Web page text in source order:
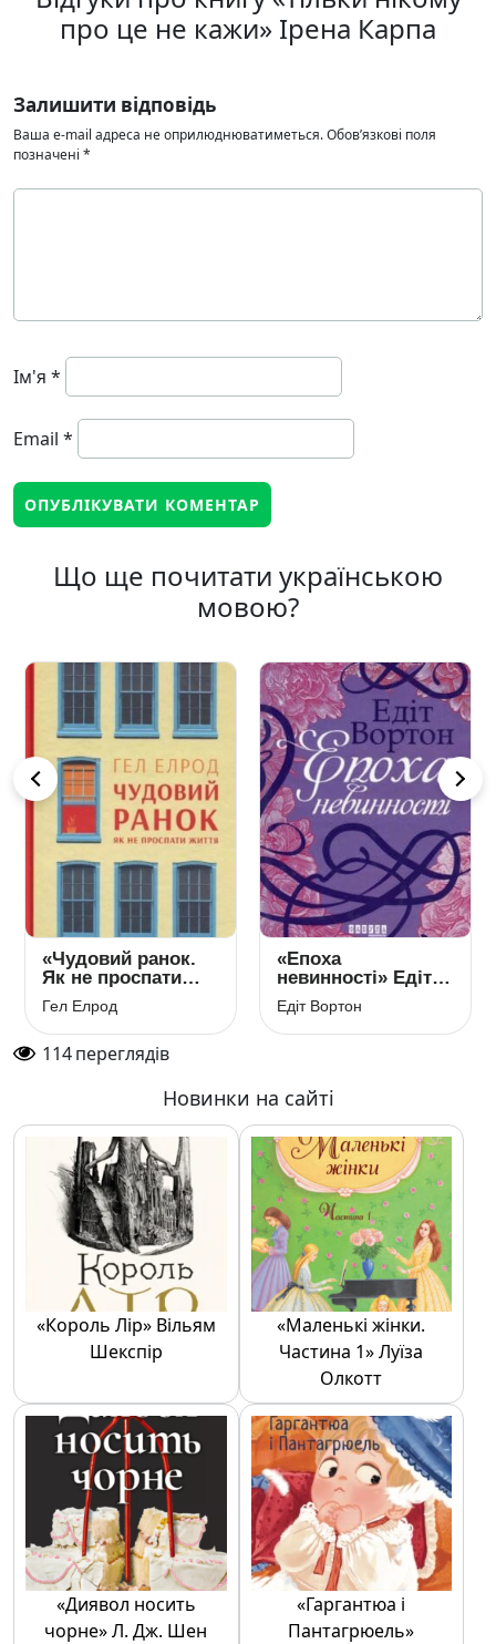
про це не кажи» Ірена Карпа
Залишити відповідь
Ваша e-mail адреса не оприлюднюватиметься.Обов’язкові поля
позначені *
Ім'я *
Email *
Що ще почитати українською
мовою?
«Чудовий ранок.
Як не проспати
життя (Магія
ранку)» Гел Елрод
Гел Елрод
«Епоха
невинності» Едіт
Вортон
Едіт Вортон
114переглядів
Новинки на сайті
«Король Лір» Вільям
Шекспір
«Маленькі жінки.
Частина 1» Луїза
Олкотт
«Диявол носить
чорне» Л. Дж. Шен
«Гаргантюа і
Пантагрюель»